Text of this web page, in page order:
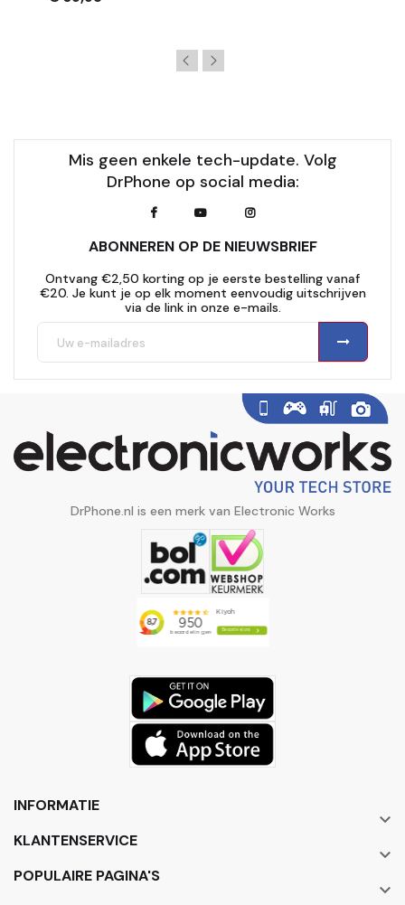
Mis geen enkele tech-update. Volg
DrPhone op social media:
ABONNEREN OP DE NIEUWSBRIEF
Ontvang €2,50 korting op je eerste bestelling vanaf
€20. Je kunt je op elk moment eenvoudig uitschrijven
via de link in onze e-mails.
DrPhone.nl is een merk van Electronic Works
INFORMATIE

KLANTENSERVICE

POPULAIRE PAGINA'S
